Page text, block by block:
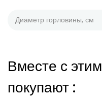
Диаметр горловины, см
Вместе с
покупают: